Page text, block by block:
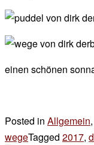
einen schönen
Posted in Allgemein,
wegeTagged 2017,